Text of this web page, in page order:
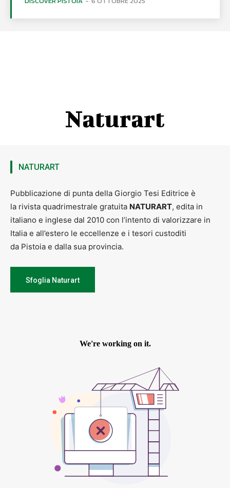
Naturart
NATURART
Pubblicazione di punta della Giorgio Tesi Editrice è
la rivista quadrimestrale gratuita NATURART, edita in
italiano e inglese dal 2010 con l’intento di valorizzare in
Italia e all’estero le eccellenze e i tesori custoditi
da Pistoia e dalla sua provincia.
Sfoglia Naturart